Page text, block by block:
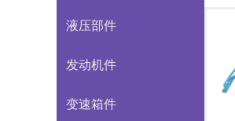
液压部件
发动机件
变速箱件